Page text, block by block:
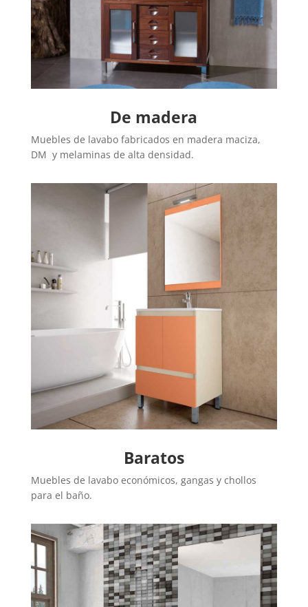
De madera
Muebles de lavabo fabricados en madera maciza,
DM y melaminas de alta densidad.
Baratos
Muebles de lavabo económicos, gangas y chollos
para el baño.